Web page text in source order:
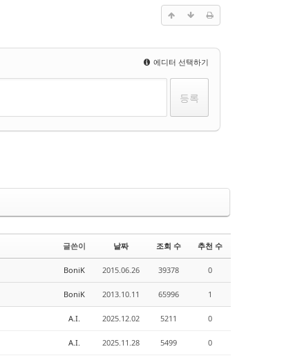
에디터 선택하기
글쓴이 날짜 조회 수 추천 수
BoniK 2015.06.26 39378 0
BoniK 2013.10.11 65996 1
A.I. 2025.12.02 5211 0
A.I. 2025.11.28 5499 0